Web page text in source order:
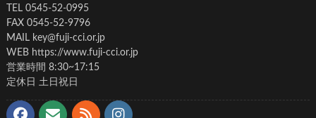
TEL 0545-52-0995
FAX 0545-52-9796
MAIL key@fuji-cci.or.jp
WEB https://www.fuji-cci.or.jp
営業時間 8:30~17:15
定休日 土日祝日